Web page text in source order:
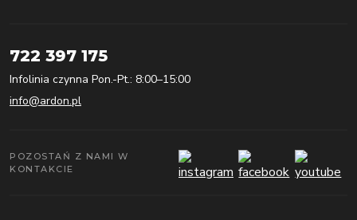
722 397 175
Infolinia czynna Pon.-Pt.: 8:00–15:00
info@ardon.pl
POZOSTAŃ Z NAMI W
KONTAKCIE